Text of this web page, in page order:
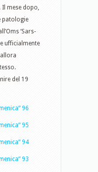
mese dopo,
patologie
‘Sars-
ufficialmente
del 19
96
95
94
93